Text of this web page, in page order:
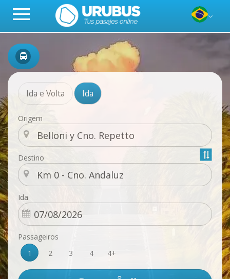
Ida e Volta Ida
Origem
Destino
Ida
Passageiros
1
2 3 4 4+